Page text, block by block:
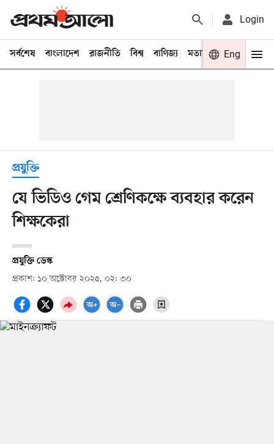
Login
সর্বশেষ বাংলাদেশ রাজনীতি বিশ্ব বাণিজ্য মতামত খেলা
Eng
প্রযুক্তি
যে ভিডিও গেম শ্রেণিকক্ষে ব্যবহার করেন
শিক্ষকেরা
প্রযুক্তি ডেস্ক
প্রকাশ: ১০ অক্টোবর ২০২৫, ০২: ৩০